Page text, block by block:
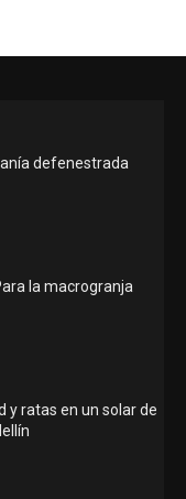
defenestrada
la macrogranja
y ratas en un solar de